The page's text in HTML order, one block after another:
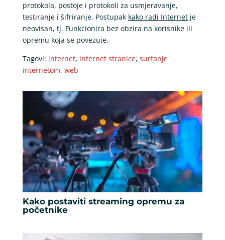
protokola, postoje i protokoli za usmjeravanje,
testiranje i šifriranje. Postupak kako radi Internetje
neovisan, tj. Funkcionira bez obzira na korisnike ili
opremu koja se povezuje.
Tagovi: internet, internet stranice, surfanje
internetom, web
Kako postaviti streaming opremu za
početnike